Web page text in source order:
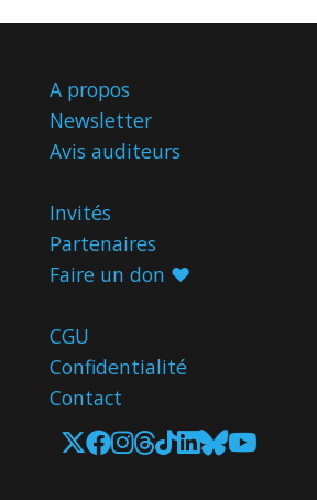
A propos
Newsletter
Avis auditeurs
Invités
Partenaires
Faire un don ♥️
CGU
Confidentialité
Contact